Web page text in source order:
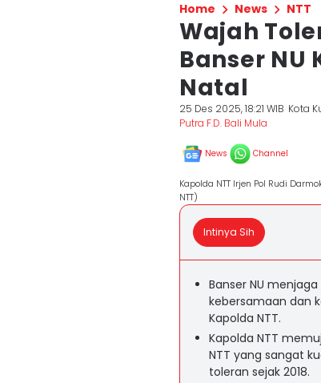
Home News NTT
Wajah
Banser NU
Natal
25 Des 2025, 18:21 WIB Kota
Putra F.D. Bali Mula
News Channel
Kapolda NTT Irjen Pol Rudi
NTT)
Intinya Sih
Banser NU
kebersamaan dan
Kapolda NTT.
Kapolda NTT
NTT yang sangat
toleran sejak 2018.